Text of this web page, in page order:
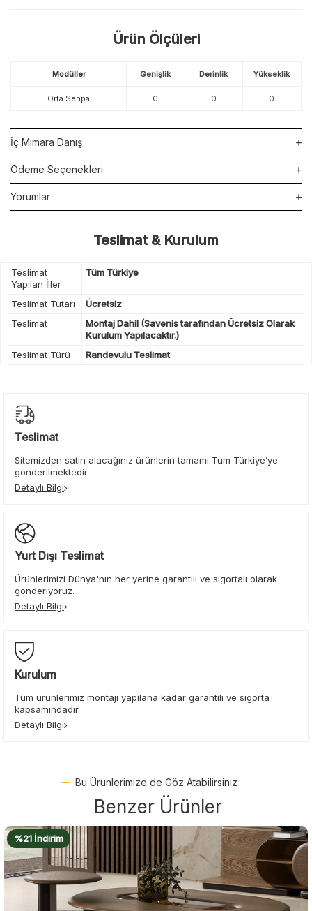
Ürün Ölçüleri
Modüller Genişlik Derinlik Yükseklik
Orta Sehpa 0 0 0
İç Mimara Danış
Ödeme Seçenekleri
Yorumlar
Teslimat & Kurulum
Teslimat
Yapılan İller
Tüm Türkiye
Teslimat Tutarı
Ücretsiz
Teslimat
Montaj Dahil (Savenis tarafından Ücretsiz Olarak
Kurulum Yapılacaktır.)
Teslimat Türü
Randevulu Teslimat
Teslimat
Sitemizden satın alacağınız ürünlerin tamamı Tüm Türkiye’ye
gönderilmektedir.
Detaylı Bilgi
Yurt Dışı Teslimat
Ürünlerimizi Dünya'nın her yerine garantili ve sigortalı olarak
gönderiyoruz.
Detaylı Bilgi
Kurulum
Tüm ürünlerimiz montajı yapılana kadar garantili ve sigorta
kapsamındadır.
Detaylı Bilgi
Bu Ürünlerimize de Göz Atabilirsiniz
Benzer Ürünler
%21 İndirim